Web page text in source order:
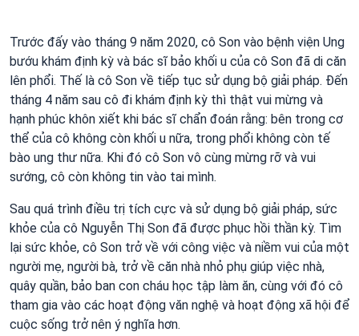
Trước đấy vào tháng 9 năm 2020, cô Son vào bệnh viện Ung
bướu khám định kỳ và bác sĩ bảo khối u của cô Son đã di căn
lên phổi. Thế là cô Son về tiếp tục sử dụng bộ giải pháp. Đến
tháng 4 năm sau cô đi khám định kỳ thì thật vui mừng và
hạnh phúc khôn xiết khi bác sĩ chẩn đoán rằng: bên trong cơ
thể của cô không còn khối u nữa, trong phổi không còn tế
bào ung thư nữa. Khi đó cô Son vô cùng mừng rỡ và vui
sướng, cô còn không tin vào tai mình.
Sau quá trình điều trị tích cực và sử dụng bộ giải pháp, sức
khỏe của cô Nguyễn Thị Son đã được phục hồi thần kỳ. Tìm
lại sức khỏe, cô Son trở về với công việc và niềm vui của một
người mẹ, người bà, trở về căn nhà nhỏ phụ giúp việc nhà,
quây quần, bảo ban con cháu học tập làm ăn, cùng với đó cô
tham gia vào các hoạt động văn nghệ và hoạt động xã hội để
cuộc sống trở nên ý nghĩa hơn.